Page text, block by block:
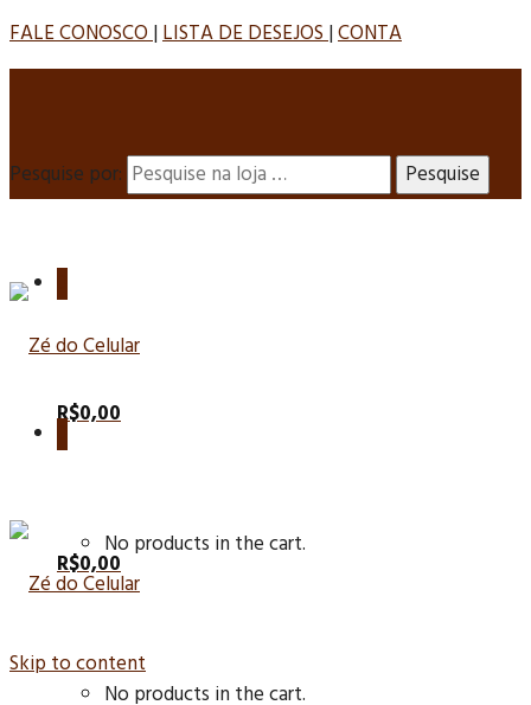
FALE CONOSCO|LISTA DE DESEJOS|CONTA
Pesquise por:
R$0,00
No products in the cart.
R$0,00
No products in the cart.
Skip to content